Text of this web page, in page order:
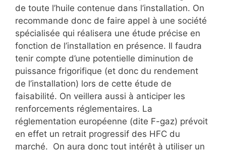
de toute l’huile contenue dans l’installation. On
recommande donc de faire appel à une société
spécialisée qui réalisera une étude précise en
fonction de l’installation en présence. Il faudra
tenir compte d’une potentielle diminution de
puissance frigorifique (et donc du rendement
de l’installation) lors de cette étude de
faisabilité. On veillera aussi à anticiper les
renforcements réglementaires. La
réglementation européenne (dite F-gaz) prévoit
en effet un retrait progressif des HFC du
marché. On aura donc tout intérêt à utiliser un